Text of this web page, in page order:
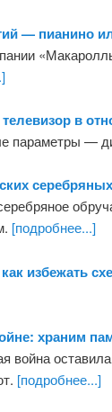
— пианино
в
параметры —
[подробнее...]
избежать
храним
война
[подробнее...]